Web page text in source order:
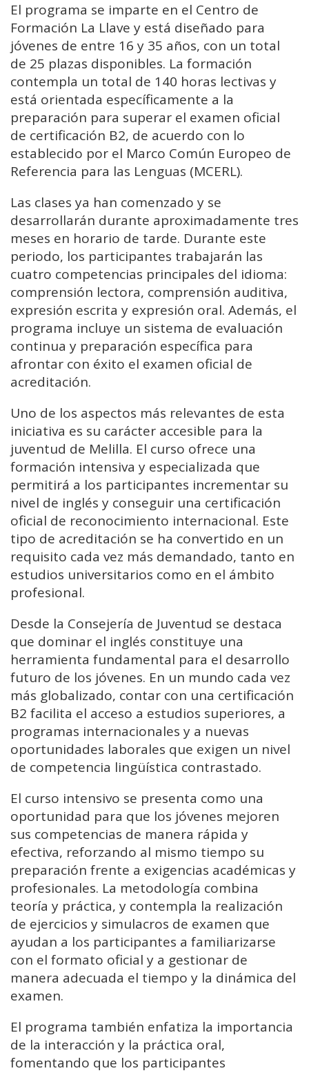
El programa se imparte en el Centro de
Formación La Llave y está diseñado para
jóvenes de entre 16 y 35 años, con un total
de 25 plazas disponibles. La formación
contempla un total de 140 horas lectivas y
está orientada específicamente a la
preparación para superar el examen oficial
de certificación B2, de acuerdo con lo
establecido por el Marco Común Europeo de
Referencia para las Lenguas (MCERL).
Las clases ya han comenzado y se
desarrollarán durante aproximadamente tres
meses en horario de tarde. Durante este
periodo, los participantes trabajarán las
cuatro competencias principales del idioma:
comprensión lectora, comprensión auditiva,
expresión escrita y expresión oral. Además, el
programa incluye un sistema de evaluación
continua y preparación específica para
afrontar con éxito el examen oficial de
acreditación.
Uno de los aspectos más relevantes de esta
iniciativa es su carácter accesible para la
juventud de Melilla. El curso ofrece una
formación intensiva y especializada que
permitirá a los participantes incrementar su
nivel de inglés y conseguir una certificación
oficial de reconocimiento internacional. Este
tipo de acreditación se ha convertido en un
requisito cada vez más demandado, tanto en
estudios universitarios como en el ámbito
profesional.
Desde la Consejería de Juventud se destaca
que dominar el inglés constituye una
herramienta fundamental para el desarrollo
futuro de los jóvenes. En un mundo cada vez
más globalizado, contar con una certificación
B2 facilita el acceso a estudios superiores, a
programas internacionales y a nuevas
oportunidades laborales que exigen un nivel
de competencia lingüística contrastado.
El curso intensivo se presenta como una
oportunidad para que los jóvenes mejoren
sus competencias de manera rápida y
efectiva, reforzando al mismo tiempo su
preparación frente a exigencias académicas y
profesionales. La metodología combina
teoría y práctica, y contempla la realización
de ejercicios y simulacros de examen que
ayudan a los participantes a familiarizarse
con el formato oficial y a gestionar de
manera adecuada el tiempo y la dinámica del
examen.
El programa también enfatiza la importancia
de la interacción y la práctica oral,
fomentando que los participantes